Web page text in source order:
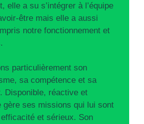
elle a su s’intégrer à l’équipe
être mais elle a aussi
notre fonctionnement et
particulièrement son
sa compétence et sa
Disponible, réactive et
gère ses missions qui lui sont
et sérieux. Son